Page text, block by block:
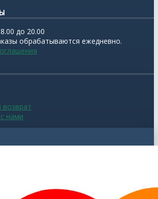
до 20.00
обрабатываются ежедневно.
возврат
нами